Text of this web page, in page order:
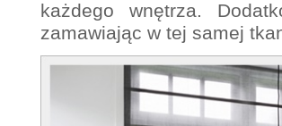
każdego wnętrza.
zamawiając w tej samej